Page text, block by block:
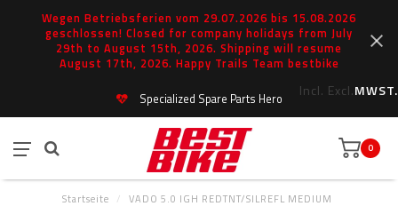
Wegen Betriebsferien vom 29.07.2026 bis 15.08.2026
geschlossen! Closed for company holidays from July
29th to August 15th, 2026. Shipping will resume
August 17th, 2026. Happy Trails Team bestbike
Incl. Excl.MWST.
Specialized Spare Parts Hero
0
Startseite / VADO 5.0 IGH REDTNT/SILREFL MEDIUM